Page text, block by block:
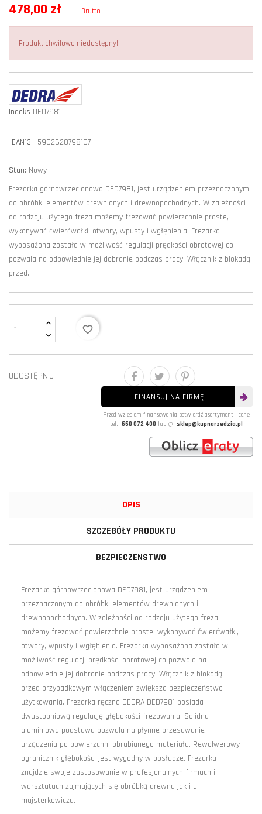
478,00 zł Brutto
Produkt chwilowo niedostępny!
Indeks DED7981
EAN13: 5902628798107
Stan: Nowy
Frezarka górnowrzecionowa DED7981, jest urządzeniem przeznaczonym
do obróbki elementów drewnianych i drewnopochodnych. W zależności
od rodzaju użytego freza możemy frezować powierzchnie proste,
wykonywać ćwierćwałki, otwory, wpusty i wgłębienia. Frezarka
wyposażona została w możliwość regulacji prędkości obrotowej co
pozwala na odpowiednie jej dobranie podczas pracy. Włącznik z blokadą
przed...
favorite_border
UDOSTĘPNIJ
FINANSUJ NA FIRMĘ
Przed wzięciem finansowania potwierdź asortyment i cenę
tel.: 668 072 408 lub @: sklep@kupnarzedzia.pl
OPIS
SZCZEGÓŁY PRODUKTU
BEZPIECZENSTWO
Frezarka górnowrzecionowa DED7981, jest urządzeniem
przeznaczonym do obróbki elementów drewnianych i
drewnopochodnych. W zależności od rodzaju użytego freza
możemy frezować powierzchnie proste, wykonywać ćwierćwałki,
otwory, wpusty i wgłębienia. Frezarka wyposażona została w
możliwość regulacji prędkości obrotowej co pozwala na
odpowiednie jej dobranie podczas pracy. Włącznik z blokadą
przed przypadkowym włączeniem zwiększa bezpieczeństwo
użytkowania. Frezarka ręczna DEDRA DED7981 posiada
dwustopniową regulację głębokości frezowania. Solidna
aluminiowa podstawa pozwala na płynne przesuwanie
urządzenia po powierzchni obrabianego materiału. Rewolwerowy
ogranicznik głębokości jest wygodny w obsłudze. Frezarka
znajdzie swoje zastosowanie w profesjonalnych firmach i
warsztatach zajmujących się obróbką drewna jak i u
majsterkowicza.